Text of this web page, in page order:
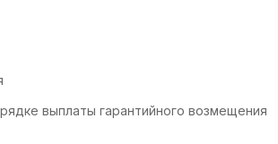
выплаты гарантийного возмещения